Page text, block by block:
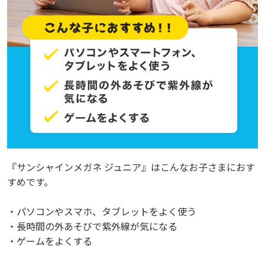
『サンシャインメガネ ジュニア』はこんなお子さまにおす
すめです。
・パソコンやスマホ、タブレットをよく使う
・長時間の外あそびで紫外線が気になる
・ゲームをよくする
『サンシャインメガネ ジュニア』はこんなお子さまにおす
すめです。
・パソコンやスマホ、タブレットをよく使う
・長時間の外あそびで紫外線が気になる
・ゲームをよくする